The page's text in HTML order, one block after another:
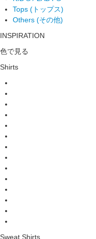
Tops (トップス)
Others (その他)
INSPIRATION
色で見る
Shirts
Sweat Shirts